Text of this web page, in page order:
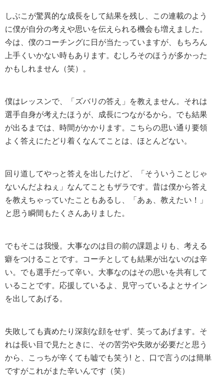
しぶこが驚異的な成長をして結果を残し、この連載のよう
に僕が自分の考えや思いを伝えられる機会も増えました。
今は、僕のコーチングに日が当たっていますが、もちろん
上手くいかない時もあります。むしろそのほうが多かった
かもしれません（笑）。
僕はレッスンで、「ズバリの答え」を教えません。それは
選手自身が考えたほうが、成長につながるから。でも結果
が出るまでは、時間がかかります。こちらの思い通り要領
よく答えにたどり着くなんてことは、ほとんどない。
回り道してやっと答えを出したけど、「そういうことじゃ
ないんだよねぇ」なんてこともザラです。昔は僕から答え
を教えちゃっていたこともあるし、「あぁ、教えたい！」
と思う瞬間もたくさんありました。
でもそこは我慢。大事なのは目の前の課題よりも、考える
癖をつけることです。コーチとしても結果が出ないのは辛
い。でも選手だって辛い。大事なのはその思いを共有して
いることです。応援しているよ、見守っているよとサイン
を出してあげる。
失敗しても責めたり深刻な顔をせず、笑ってあげます。そ
れは長い目で見たときに、その苦労や失敗が必要だと思う
から、こっちが辛くても嘘でも笑う! と、口で言うのは簡単
ですがこれがまた辛いんです（笑）